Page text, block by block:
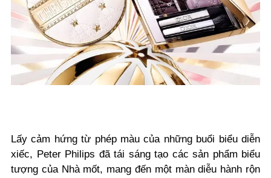
Lấy cảm hứng từ phép màu của những buổi biểu diễn
xiếc, Peter Philips đã tái sáng tạo các sản phẩm biểu
tượng của Nhà mốt, mang đến một màn diễu hành rộn